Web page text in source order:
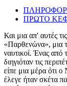
ΠΡΩΤΟ
Και μια απ' αυτές
«Παρθενώνα», μια
ναυτικοί. Ένας
διηγιόταν τις
είπε μια μέρα ότι
έλεγε ήταν σκέτα